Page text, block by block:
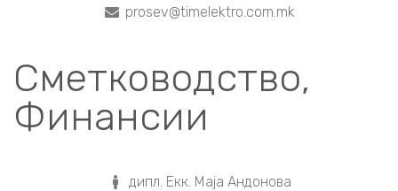
prosev@timelektro.com.mk
Сметководство,
Финансии
дипл. Екк. Маја Андонова